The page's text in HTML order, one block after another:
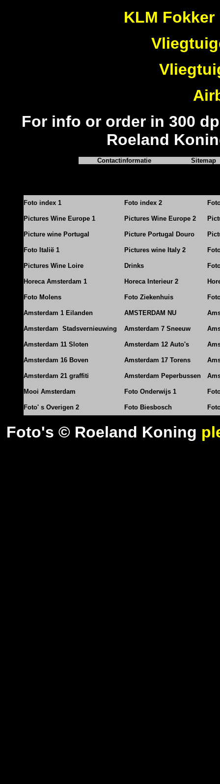
KLM
For info or order in 300
Roeland
Contactinformatie Sitemap
Foto index 1 Foto index 2
Pictures Wine Europe 1 Pictures Wine Europe 2
Picture wine Portugal Picture Portugal Douro
Foto Italië 1 Pictures wine Italy 2
Pictures Wine Loire Drinks
Horeca Amsterdam 1 Horeca Interieur 2
Foto Molens Foto Ziekenhuis
Amsterdam 1 Eilanden AMSTERDAM NU
Amsterdam Stadsvernieuwing Amsterdam 7 Sneeuw
Amsterdam 11 Sloten Amsterdam 12 Auto's
Amsterdam 16 Boven Amsterdam 17 Torens
Amsterdam 21 graffiti Amsterdam Peperbussen
Mooi Amsterdam Foto Onderwijs 1
Foto' s Overigen 2 Foto Biesbosch
Foto's © Roeland Koning